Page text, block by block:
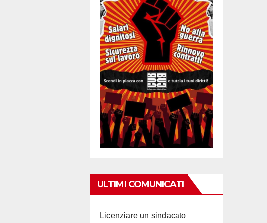
ULTIMI COMUNICATI
Licenziare un sindacato